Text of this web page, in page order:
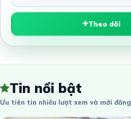
Theo dõi
Tin nổi bật
Ưu tiên tin nhiều lượt xem và mới đăng